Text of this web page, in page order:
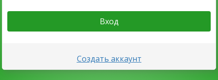
Вход
Создать аккаунт